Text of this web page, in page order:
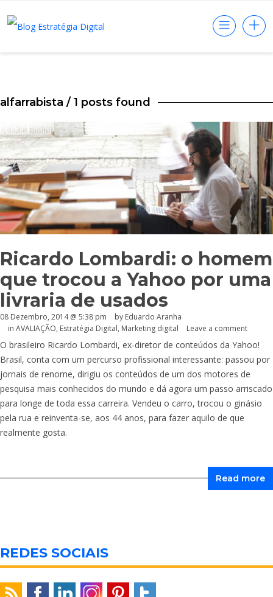
alfarrabista / 1 posts found
Ricardo Lombardi: o homem
que trocou a Yahoo por uma
livraria de usados
08 Dezembro, 2014 @ 5:38 pm by Eduardo Aranha
in AVALIAÇÃO, Estratégia Digital, Marketing digital Leave a comment
O brasileiro Ricardo Lombardi, ex-diretor de conteúdos da Yahoo!
Brasil, conta com um percurso profissional interessante: passou por
jornais de renome, dirigiu os conteúdos de um dos motores de
pesquisa mais conhecidos do mundo e dá agora um passo arriscado
para longe de toda essa carreira. Vendeu o carro, trocou o ginásio
pela rua e reinventa-se, aos 44 anos, para fazer aquilo de que
realmente gosta.
Read more
REDES SOCIAIS